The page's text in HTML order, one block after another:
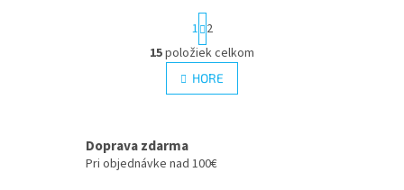
O
v
l
c
t
r
á
n
k
n
i
1 2
15položiek celkom
HORE
Doprava zdarma
Pri objednávke nad 100€